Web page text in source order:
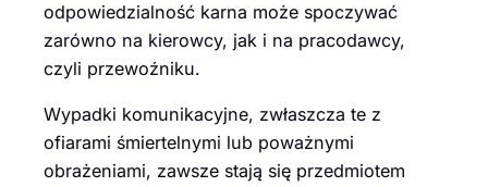
odpowiedzialność karna może spoczywać
zarówno na kierowcy, jak i na pracodawcy,
czyli przewoźniku.
Wypadki komunikacyjne, zwłaszcza te z
ofiarami śmiertelnymi lub poważnymi
obrażeniami, zawsze stają się przedmiotem